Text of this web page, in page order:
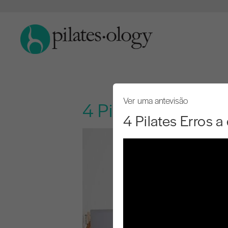
4 Pilates Erros a
Ver uma antevisão
4 Pilates Erros